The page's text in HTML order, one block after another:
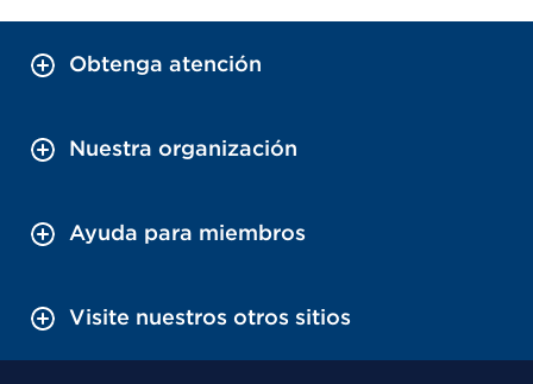
Obtenga atención
Nuestra organización
Ayuda para miembros
Visite nuestros otros sitios